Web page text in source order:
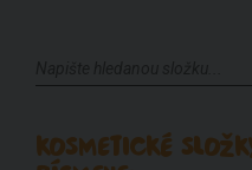
KOSMETICKÉ